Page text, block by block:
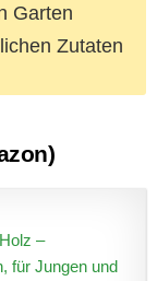
Garten
Zutaten